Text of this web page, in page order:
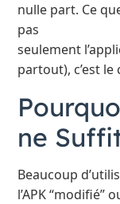
nulle part. Ce
pas
seulement
partout), c’est
ne
Beaucoup
l’APK “modifié”